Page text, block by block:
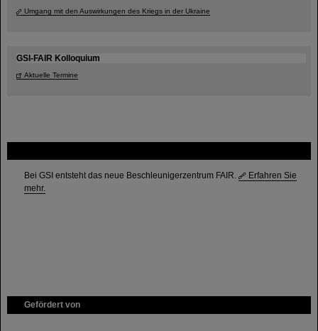
Bei GSI entsteht das neue Beschleunigerzentrum FAIR.
Erfahren Sie
mehr.
Gefördert von
Umgang mit den Auswirkungen des Kriegs in der Ukraine
GSI-FAIR Kolloquium
Aktuelle Termine